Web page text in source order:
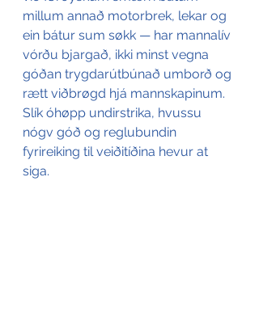
millum annað motorbrek, lekar og
ein bátur sum søkk — har mannalív
vórðu bjargað, ikki minst vegna
góðan trygdarútbúnað umborð og
rætt viðbrøgd hjá mannskapinum.
Slík óhøpp undirstrika, hvussu
nógv góð og reglubundin
fyrireiking til veiðitíðina hevur at
siga.